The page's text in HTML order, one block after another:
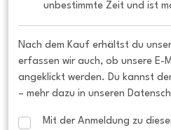
unbestimmte Zeit und ist
Nach dem Kauf erhältst du
erfassen wir auch, ob unsere E-
angeklickt werden. Du kannst
– mehr dazu in unseren
Mit der Anmeldung zu